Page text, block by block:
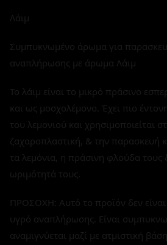
Λάιμ
Συμπυκνωμένο άρωμα για
αναπλήρωσης με άρωμα Λάιμ
Το λάιμ είναι το μικρό πράσινο
και ως μοσχολέμονο. Έχει πιο
του λεμονιού και χρησιμοποιείται
ζαχαροπλαστική, & την παρασκευή
τα λεμόνια, η πράσινη φλούδα τους
ωριμότητά τους.
ΠΡΟΣΟΧΗ: Αυτό το προϊόν δεν
υγρό αναπλήρωσης. Είναι
αναμιγνύεται μαζί με ατμιστική